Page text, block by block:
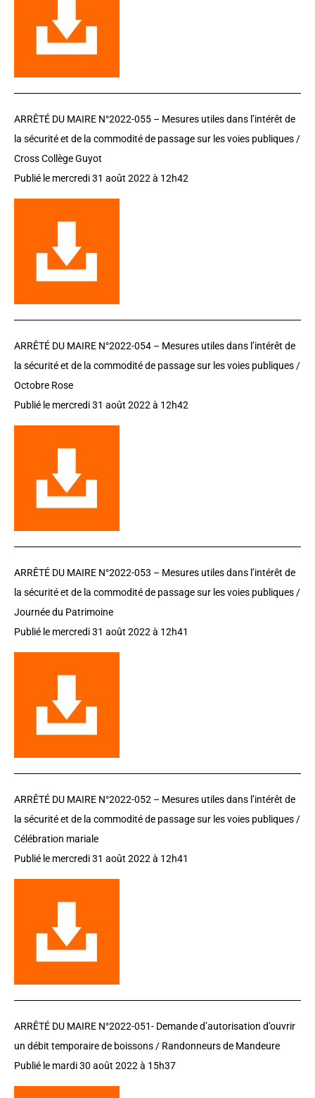
ARRÊTÉ DU MAIRE N°2022-055 – Mesures utiles dans l’intérêt de
la sécurité et de la commodité de passage sur les voies publiques /
Cross Collège Guyot
Publié le mercredi 31 août 2022 à 12h42
ARRÊTÉ DU MAIRE N°2022-054 – Mesures utiles dans l’intérêt de
la sécurité et de la commodité de passage sur les voies publiques /
Octobre Rose
Publié le mercredi 31 août 2022 à 12h42
ARRÊTÉ DU MAIRE N°2022-053 – Mesures utiles dans l’intérêt de
la sécurité et de la commodité de passage sur les voies publiques /
Journée du Patrimoine
Publié le mercredi 31 août 2022 à 12h41
ARRÊTÉ DU MAIRE N°2022-052 – Mesures utiles dans l’intérêt de
la sécurité et de la commodité de passage sur les voies publiques /
Célébration mariale
Publié le mercredi 31 août 2022 à 12h41
ARRÊTÉ DU MAIRE N°2022-051- Demande d’autorisation d’ouvrir
un débit temporaire de boissons / Randonneurs de Mandeure
Publié le mardi 30 août 2022 à 15h37